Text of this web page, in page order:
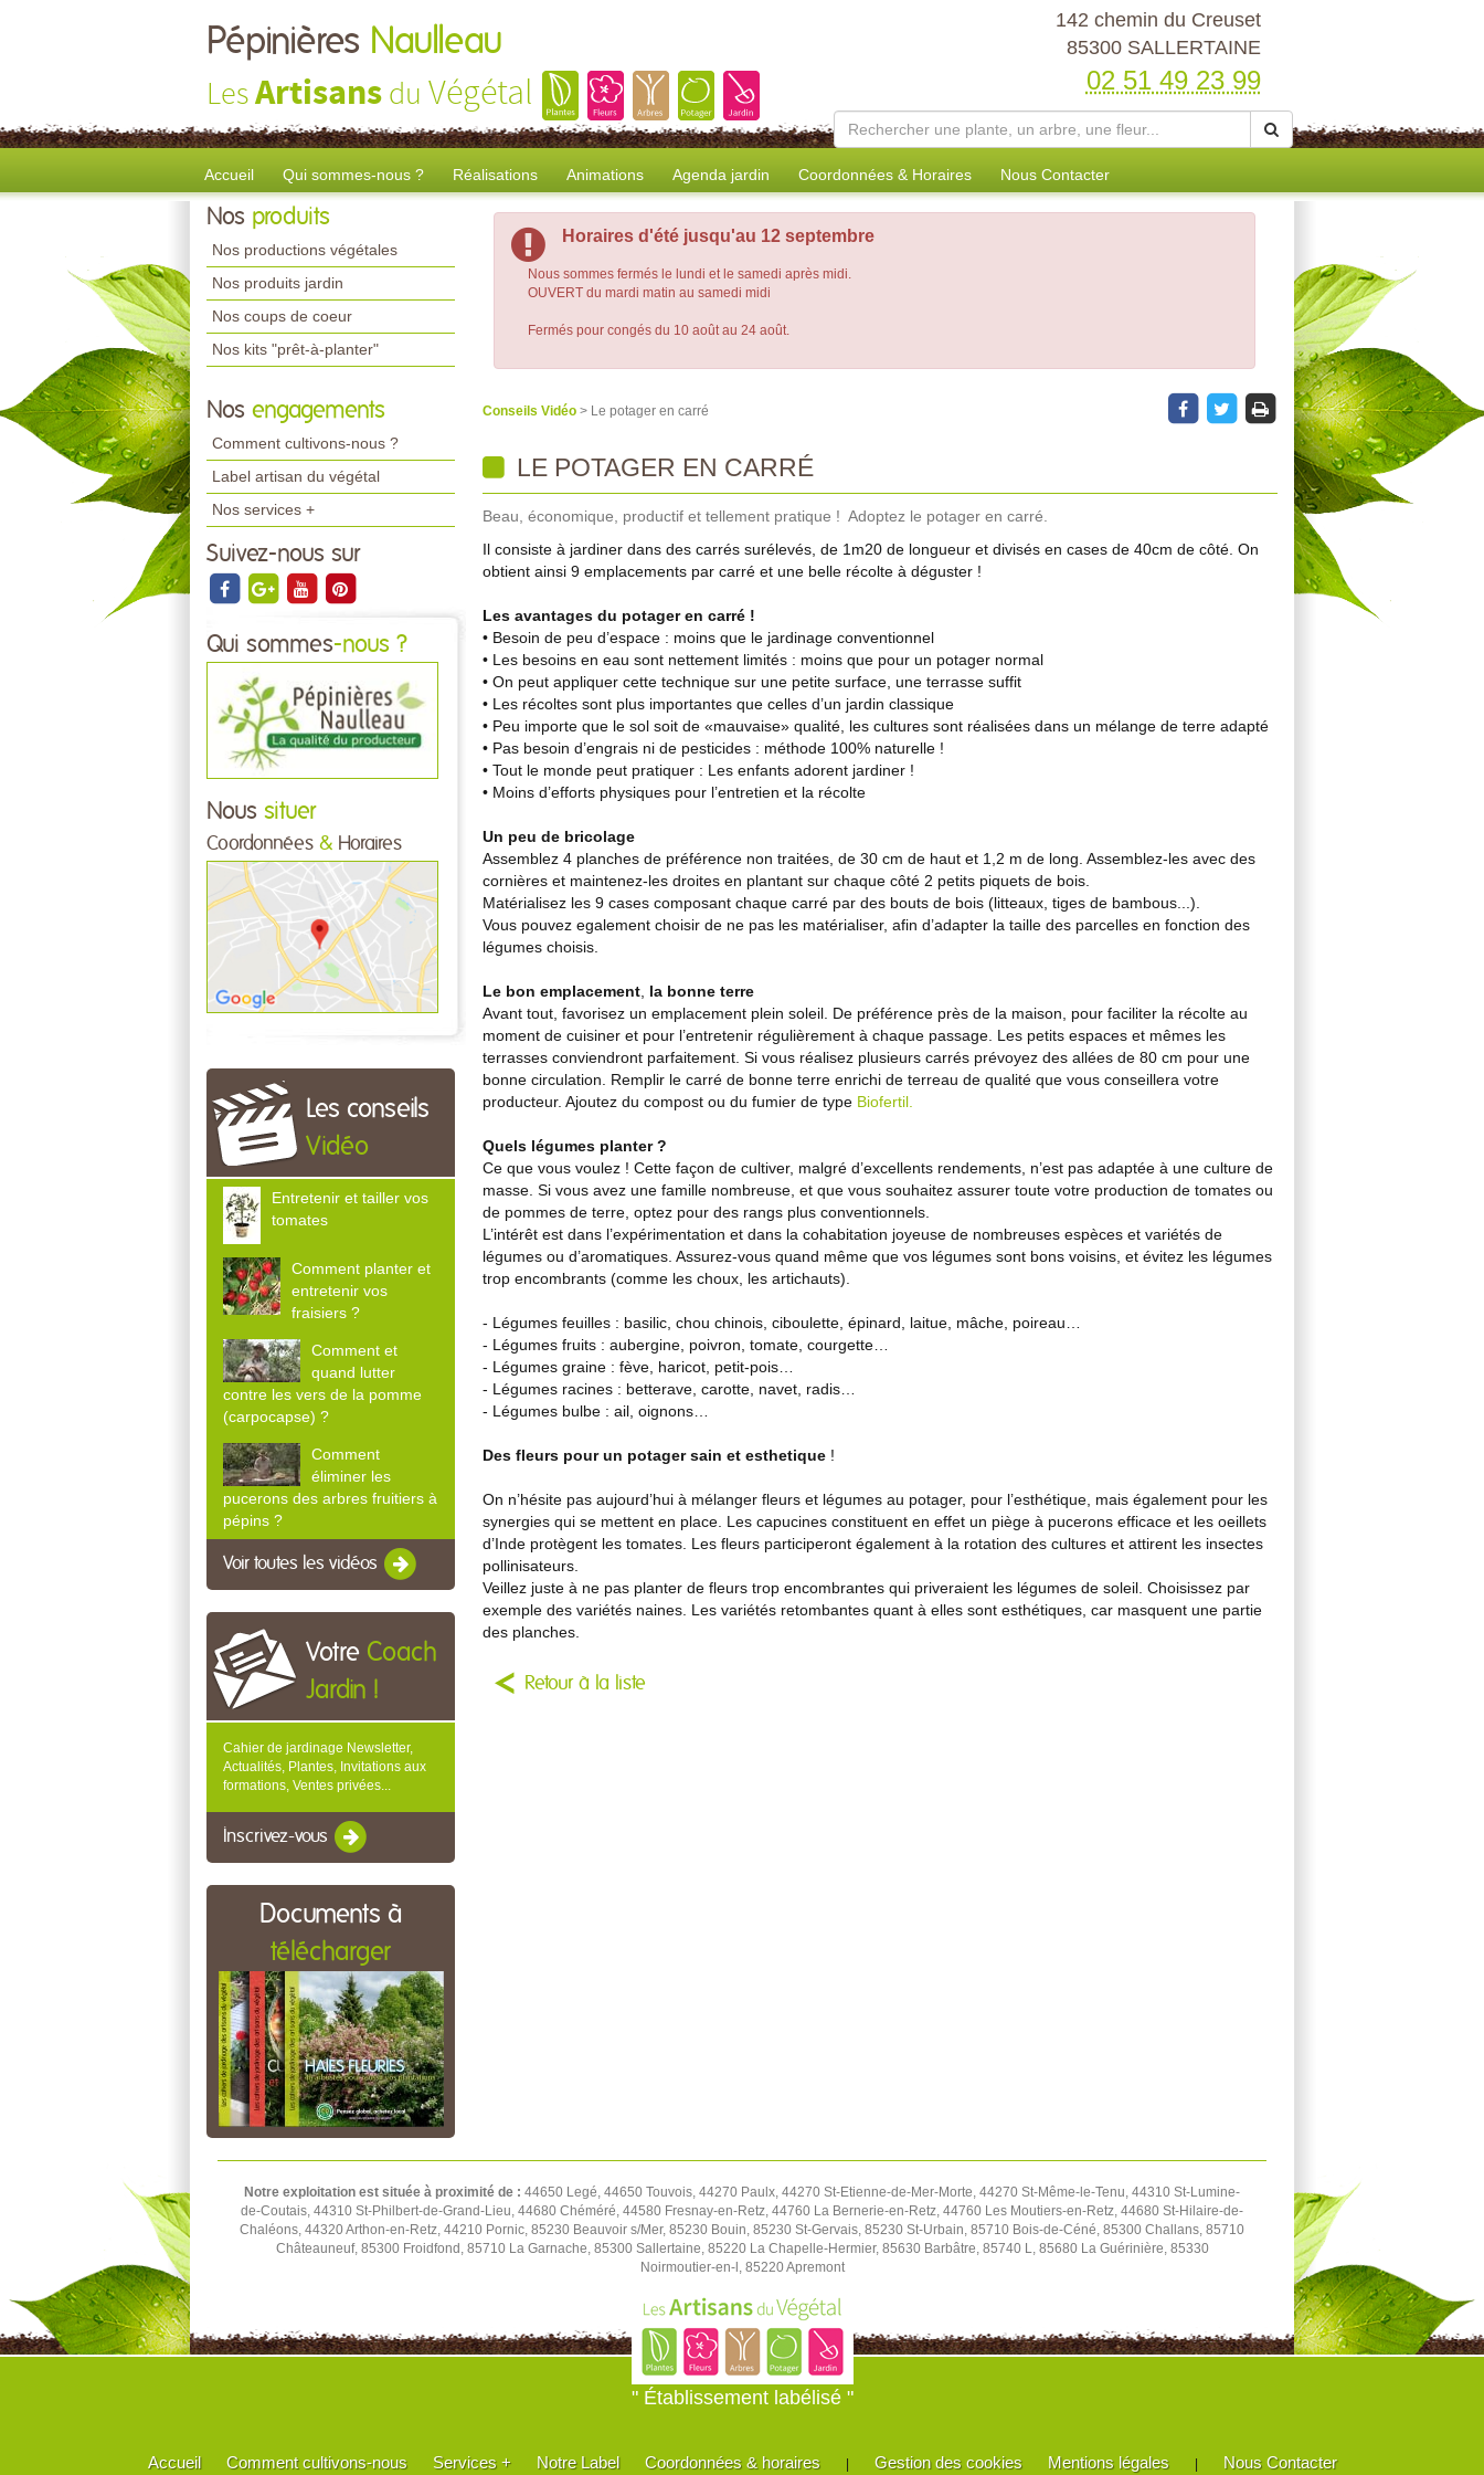
Pépinières Naulleau
LesArtisans du Végétal
142 chemin du Creuset
85300 SALLERTAINE
02 51 49 23 99
Accueil Qui sommes-nous ? Réalisations Animations Agenda jardin Coordonnées & Horaires Nous Contacter
Nos produits
Nos productions végétales
Nos produits jardin
Nos coups de coeur
Nos kits "prêt-à-planter"
Nos engagements
Comment cultivons-nous ?
Label artisan du végétal
Nos services +
Suivez-nous sur
Qui sommes-nous ?
Nous situer
Coordonnées & Horaires
Les conseils
Vidéo
Entretenir et tailler vos
tomates
Comment planter et
entretenir vos
fraisiers ?
Comment et
quand lutter
contre les vers de la pomme
(carpocapse) ?
Comment
éliminer les
pucerons des arbres fruitiers à
pépins ?
Voir toutes les vidéos
Votre Coach
Jardin !
Cahier de jardinage Newsletter,
Actualités, Plantes, Invitations aux
formations, Ventes privées...
Inscrivez-vous
Documents à
télécharger
Horaires d'été jusqu'au 12 septembre
Nous sommes fermés le lundi et le samedi après midi.
OUVERT du mardi matin au samedi midi
Fermés pour congés du 10 août au 24 août.
Conseils Vidéo > Le potager en carré
LE POTAGER EN CARRÉ
Beau, économique, productif et tellement pratique ! Adoptez le potager en carré.
Il consiste à jardiner dans des carrés surélevés, de 1m20 de longueur et divisés en cases de 40cm de côté. On
obtient ainsi 9 emplacements par carré et une belle récolte à déguster !
Les avantages du potager en carré !
• Besoin de peu d’espace : moins que le jardinage conventionnel
• Les besoins en eau sont nettement limités : moins que pour un potager normal
• On peut appliquer cette technique sur une petite surface, une terrasse suffit
• Les récoltes sont plus importantes que celles d’un jardin classique
• Peu importe que le sol soit de «mauvaise» qualité, les cultures sont réalisées dans un mélange de terre adapté
• Pas besoin d’engrais ni de pesticides : méthode 100% naturelle !
• Tout le monde peut pratiquer : Les enfants adorent jardiner !
• Moins d’efforts physiques pour l’entretien et la récolte
Un peu de bricolage
Assemblez 4 planches de préférence non traitées, de 30 cm de haut et 1,2 m de long. Assemblez-les avec des
cornières et maintenez-les droites en plantant sur chaque côté 2 petits piquets de bois.
Matérialisez les 9 cases composant chaque carré par des bouts de bois (litteaux, tiges de bambous...).
Vous pouvez egalement choisir de ne pas les matérialiser, afin d’adapter la taille des parcelles en fonction des
légumes choisis.
Le bon emplacement la bonne terre
Avant tout, favorisez un emplacement plein soleil. De préférence près de la maison, pour faciliter la récolte au
moment de cuisiner et pour l’entretenir régulièrement à chaque passage. Les petits espaces et mêmes les
terrasses conviendront parfaitement. Si vous réalisez plusieurs carrés prévoyez des allées de 80 cm pour une
bonne circulation. Remplir le carré de bonne terre enrichi de terreau de qualité que vous conseillera votre
producteur. Ajoutez du compost ou du fumier de type Biofertil.
Quels légumes planter ?
Ce que vous voulez ! Cette façon de cultiver, malgré d’excellents rendements, n’est pas adaptée à une culture de
masse. Si vous avez une famille nombreuse, et que vous souhaitez assurer toute votre production de tomates ou
de pommes de terre, optez pour des rangs plus conventionnels.
L’intérêt est dans l’expérimentation et dans la cohabitation joyeuse de nombreuses espèces et variétés de
légumes ou d’aromatiques. Assurez-vous quand même que vos légumes sont bons voisins, et évitez les légumes
trop encombrants (comme les choux, les artichauts).
- Légumes feuilles : basilic, chou chinois, ciboulette, épinard, laitue, mâche, poireau…
- Légumes fruits : aubergine, poivron, tomate, courgette…
- Légumes graine : fève, haricot, petit-pois…
- Légumes racines : betterave, carotte, navet, radis…
- Légumes bulbe : ail, oignons…
Des fleurs pour un potager sain et esthetique !
On n’hésite pas aujourd’hui à mélanger fleurs et légumes au potager, pour l’esthétique, mais également pour les
synergies qui se mettent en place. Les capucines constituent en effet un piège à pucerons efficace et les oeillets
d’Inde protègent les tomates. Les fleurs participeront également à la rotation des cultures et attirent les insectes
pollinisateurs.
Veillez juste à ne pas planter de fleurs trop encombrantes qui priveraient les légumes de soleil. Choisissez par
exemple des variétés naines. Les variétés retombantes quant à elles sont esthétiques, car masquent une partie
des planches.
Retour à la liste
Notre exploitation est située à proximité de : 44650 Legé, 44650 Touvois, 44270 Paulx, 44270 St-Etienne-de-Mer-Morte, 44270 St-Même-le-Tenu, 44310 St-Lumine-
de-Coutais, 44310 St-Philbert-de-Grand-Lieu, 44680 Chéméré, 44580 Fresnay-en-Retz, 44760 La Bernerie-en-Retz, 44760 Les Moutiers-en-Retz, 44680 St-Hilaire-de-
Chaléons, 44320 Arthon-en-Retz, 44210 Pornic, 85230 Beauvoir s/Mer, 85230 Bouin, 85230 St-Gervais, 85230 St-Urbain, 85710 Bois-de-Céné, 85300 Challans, 85710
Châteauneuf, 85300 Froidfond, 85710 La Garnache, 85300 Sallertaine, 85220 La Chapelle-Hermier, 85630 Barbâtre, 85740 L, 85680 La Guérinière, 85330
Noirmoutier-en-l, 85220 Apremont
" Établissement labélisé "
Accueil Comment cultivons-nous Services + Notre Label Coordonnées & horaires | Gestion des cookies Mentions légales | Nous Contacter